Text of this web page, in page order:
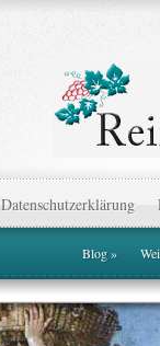
Datenschutzerklärung
Blog»